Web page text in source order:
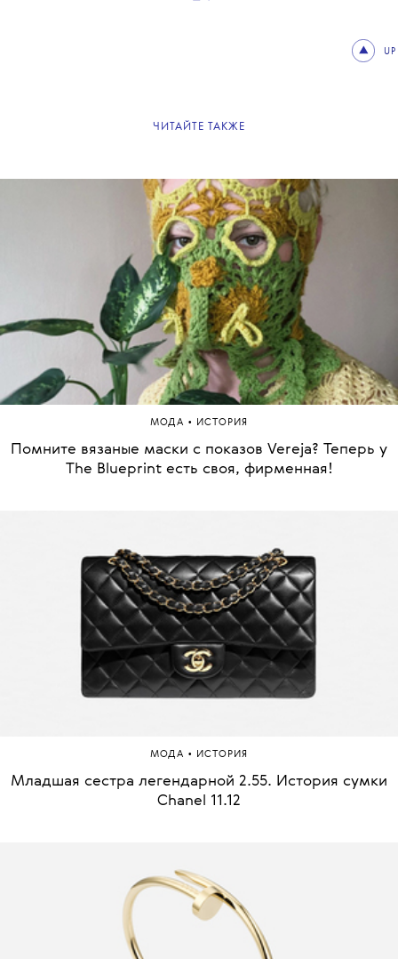
UP
ЧИТАЙТЕ ТАКЖЕ
МОДА • ИСТОРИЯ
Помните вязаные маски с показов Vereja? Теперь у
The Blueprint есть своя, фирменная!
МОДА • ИСТОРИЯ
Младшая сестра легендарной 2.55. История сумки
Chanel 11.12